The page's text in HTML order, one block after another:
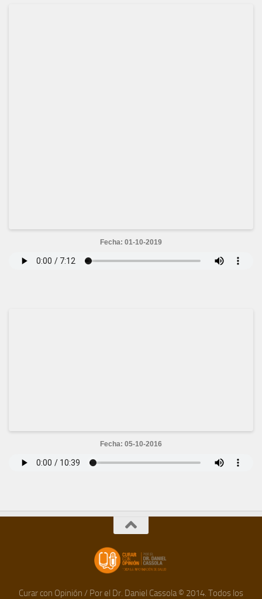
Fecha: 01-10-2019
Fecha: 05-10-2016
Curar con Opinión / Por el Dr. Daniel Cassola © 2014. Todos los